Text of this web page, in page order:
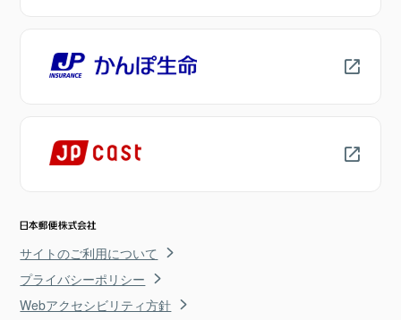
サイトのご利用について
プライバシーポリシー
Webアクセシビリティ方針